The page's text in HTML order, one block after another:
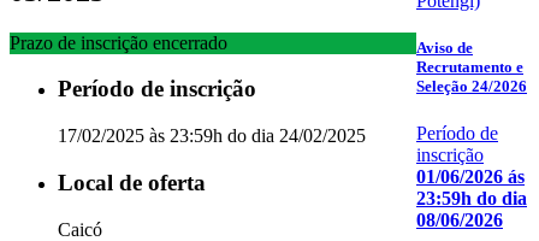
Prazo de inscrição encerrado
Período de inscrição
17/02/2025 às 23:59h do dia 24/02/2025
Local de oferta
Caicó
Aviso de
Recrutamento e
Seleção 24/2026
Período de
inscrição
01/06/2026 ás
23:59h do dia
08/06/2026